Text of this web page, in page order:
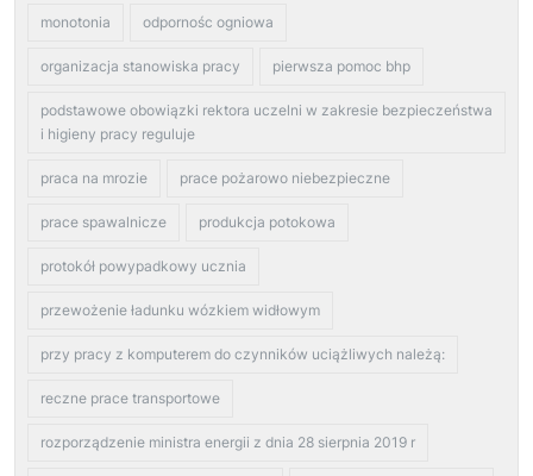
monotonia odpornośc ogniowa
organizacja stanowiska pracy pierwsza pomoc bhp
podstawowe obowiązki rektora uczelni w zakresie bezpieczeństwa
i higieny pracy reguluje
praca na mrozie prace pożarowo niebezpieczne
prace spawalnicze produkcja potokowa
protokół powypadkowy ucznia
przewożenie ładunku wózkiem widłowym
przy pracy z komputerem do czynników uciążliwych należą:
reczne prace transportowe
rozporządzenie ministra energii z dnia 28 sierpnia 2019 r